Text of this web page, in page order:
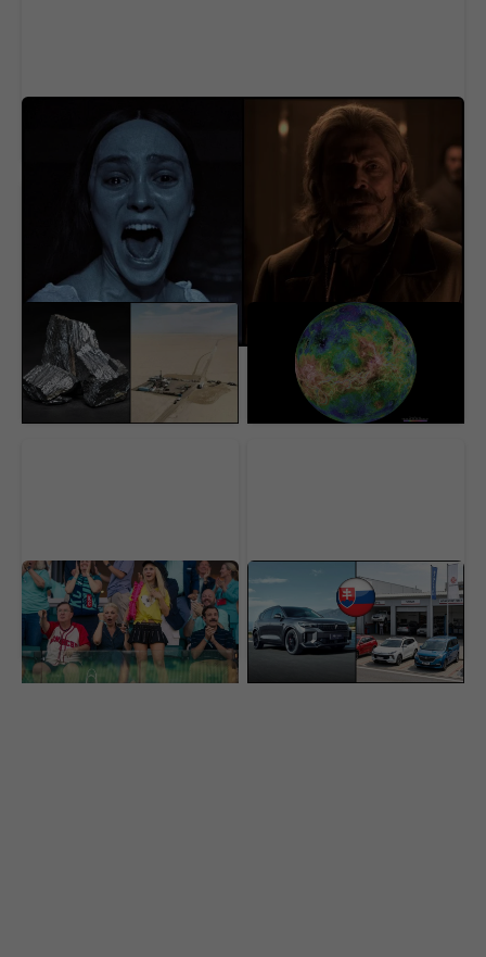
Na Netflix dorazila geniálna novinka aj s
dabingom. Má aj slovenský rukopis
USA našli pod púšťou
surovinový poklad za 152
miliárd dolárov. V ťažbe
im stojí nečakaná
prekážka
Vedci sa vo Venuši celé
roky mýlili. Pod jej
povrchom objavili
procesy, s ktorými sa
ešte nestretli
Najlepší komediálny
seriál sa vrátil a prvá časť
už je online. Ohlasy sa
rozchádzajú
Čínske autá útočia na
svoju najväčšiu slabinu.
Toto má byť riešenie,
ako si získať Slovákov